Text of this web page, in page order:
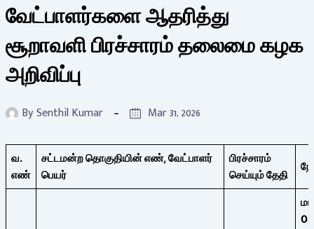
வேட்பாளர்களை ஆதரித்து
சூறாவளி பிரச்சாரம் தலைமை கழக
அறிவிப்பு
BySenthil Kumar Mar 31, 2026
வ.
எண்
சட்டமன்ற தொகுதியின் எண்,வேட்பாளர்
பெயர்
பிரச்சாரம்
செய்யும் தேதி